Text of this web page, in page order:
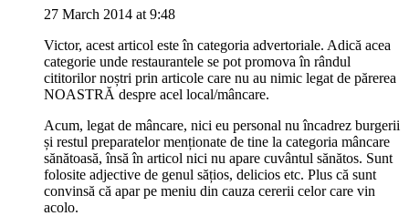
27 March 2014 at 9:48
Victor, acest articol este în categoria advertoriale. Adică acea
categorie unde restaurantele se pot promova în rândul
cititorilor noștri prin articole care nu au nimic legat de părerea
NOASTRĂ despre acel local/mâncare.
Acum, legat de mâncare, nici eu personal nu încadrez burgerii
și restul preparatelor menționate de tine la categoria mâncare
sănătoasă, însă în articol nici nu apare cuvântul sănătos. Sunt
folosite adjective de genul sățios, delicios etc. Plus că sunt
convinsă că apar pe meniu din cauza cererii celor care vin
acolo.